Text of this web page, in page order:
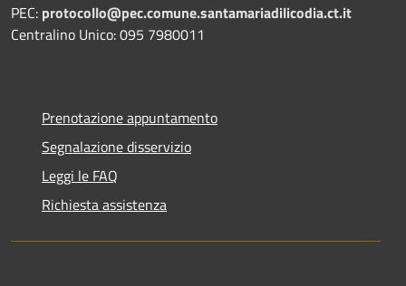
PEC: protocollo@pec.comune.santamariadilicodia.ct.it
Centralino Unico: 095 7980011
Prenotazione appuntamento
Segnalazione disservizio
Leggi le FAQ
Richiesta assistenza